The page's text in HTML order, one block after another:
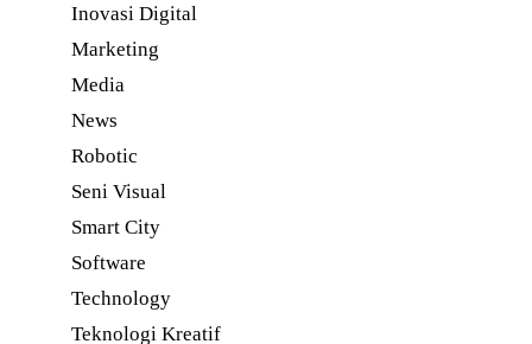
Inovasi Digital
Marketing
Media
News
Robotic
Seni Visual
Smart City
Software
Technology
Teknologi Kreatif